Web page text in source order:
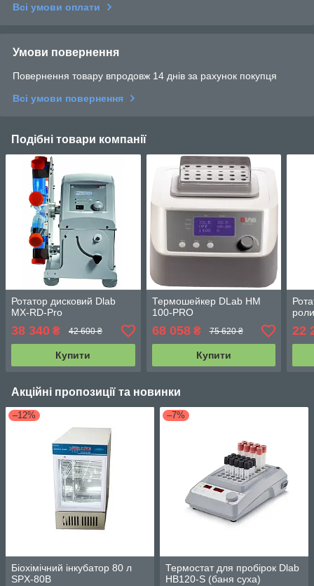
Всі умови оплати
Умови повернення
Повернення товару впродовж 14 днів за рахунок покупця
Всі умови повернення
Подібні товари компанії
Ротатор дисковий Dlab
MX-RD-Pro
38 340 ₴ 42 600 ₴
Купити
Термошейкер DLab HM
100-PRO
68 058₴ 75 620 ₴
Купити
22
Акційні пропозиції та новинки
–12%
Біохімічний інкубатор 80 л
SPX-80B
–7%
Термостат для пробірок Dlab
HB120-S (баня суха)